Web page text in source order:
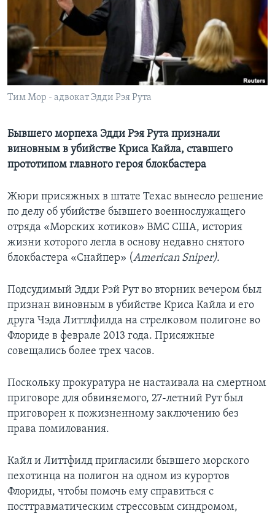
Learning English
СОЦИАЛЬНЫЕ СЕТИ
Тим Мор - адвокат Эдди Рэя Рута
Бывшего морпеха Эдди Рэя Рута признали
виновным в убийстве Криса Кайла, ставшего
прототипом главного героя блокбастера
Жюри присяжных в штате Техас вынесло решение
по делу об убийстве бывшего военнослужащего
отряда «Морских котиков» ВМС США, история
жизни которого легла в основу недавно снятого
блокбастера «Снайпер» (American Sniper).
Подсудимый Эдди Рэй Рут во вторник вечером был
признан виновным в убийстве Криса Кайла и его
друга Чэда Литтлфилда на стрелковом полигоне во
Флориде в феврале 2013 года. Присяжные
совещались более трех часов.
Поскольку прокуратура не настаивала на смертном
приговоре для обвиняемого, 27-летний Рут был
приговорен к пожизненному заключению без
права помилования.
Кайл и Литтфилд пригласили бывшего морского
пехотинца на полигон на одном из курортов
Флориды, чтобы помочь ему справиться с
посттравматическим стрессовым синдромом,